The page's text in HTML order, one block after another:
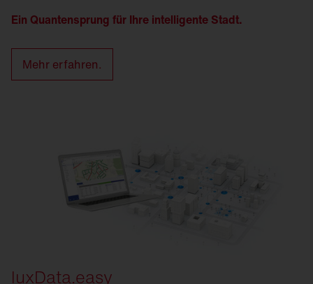
Ein Quantensprung für Ihre intelligente Stadt.
Mehr erfahren.
luxData.easy